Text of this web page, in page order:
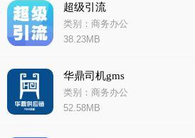
超级引流
类别：商务办公
38.23MB
华鼎司机gms
类别：商务办公
52.58MB